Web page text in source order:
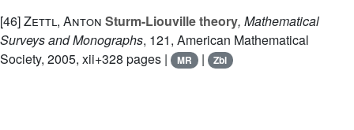
[46]Zettl, Anton Sturm-Liouville theory, Mathematical
Surveys and Monographs, 121, American Mathematical
Society, 2005, xii+328 pages |
MR | Zbl